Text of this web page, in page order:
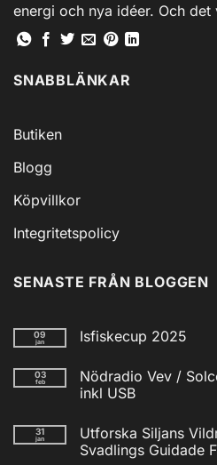
energi och nya idéer. Och
SNABBLÄNKAR
Butiken
Blogg
Köpvillkor
Integritetspolicy
SENASTE FRÅN BLOGGEN
09
jan Isfiskecup 2025
till
Isfiskecup
2025
03
feb
Nödradio Vev /
inkl USB
till
Nödradio
Vev
31
jan
Utforska Siljans
Svadlings Guidade